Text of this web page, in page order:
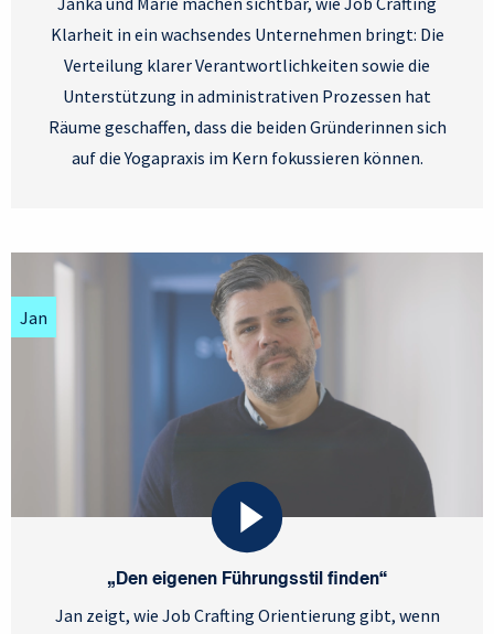
Klarheit in ein wachsendes Unternehmen bringt: Die
Verteilung klarer Verantwortlichkeiten sowie die
Unterstützung in administrativen Prozessen hat
Räume geschaffen, dass die beiden Gründerinnen sich
auf die Yogapraxis im Kern fokussieren können.
Jan
„Den eigenen Führungsstil finden“
Jan zeigt, wie Job Crafting Orientierung gibt, wenn